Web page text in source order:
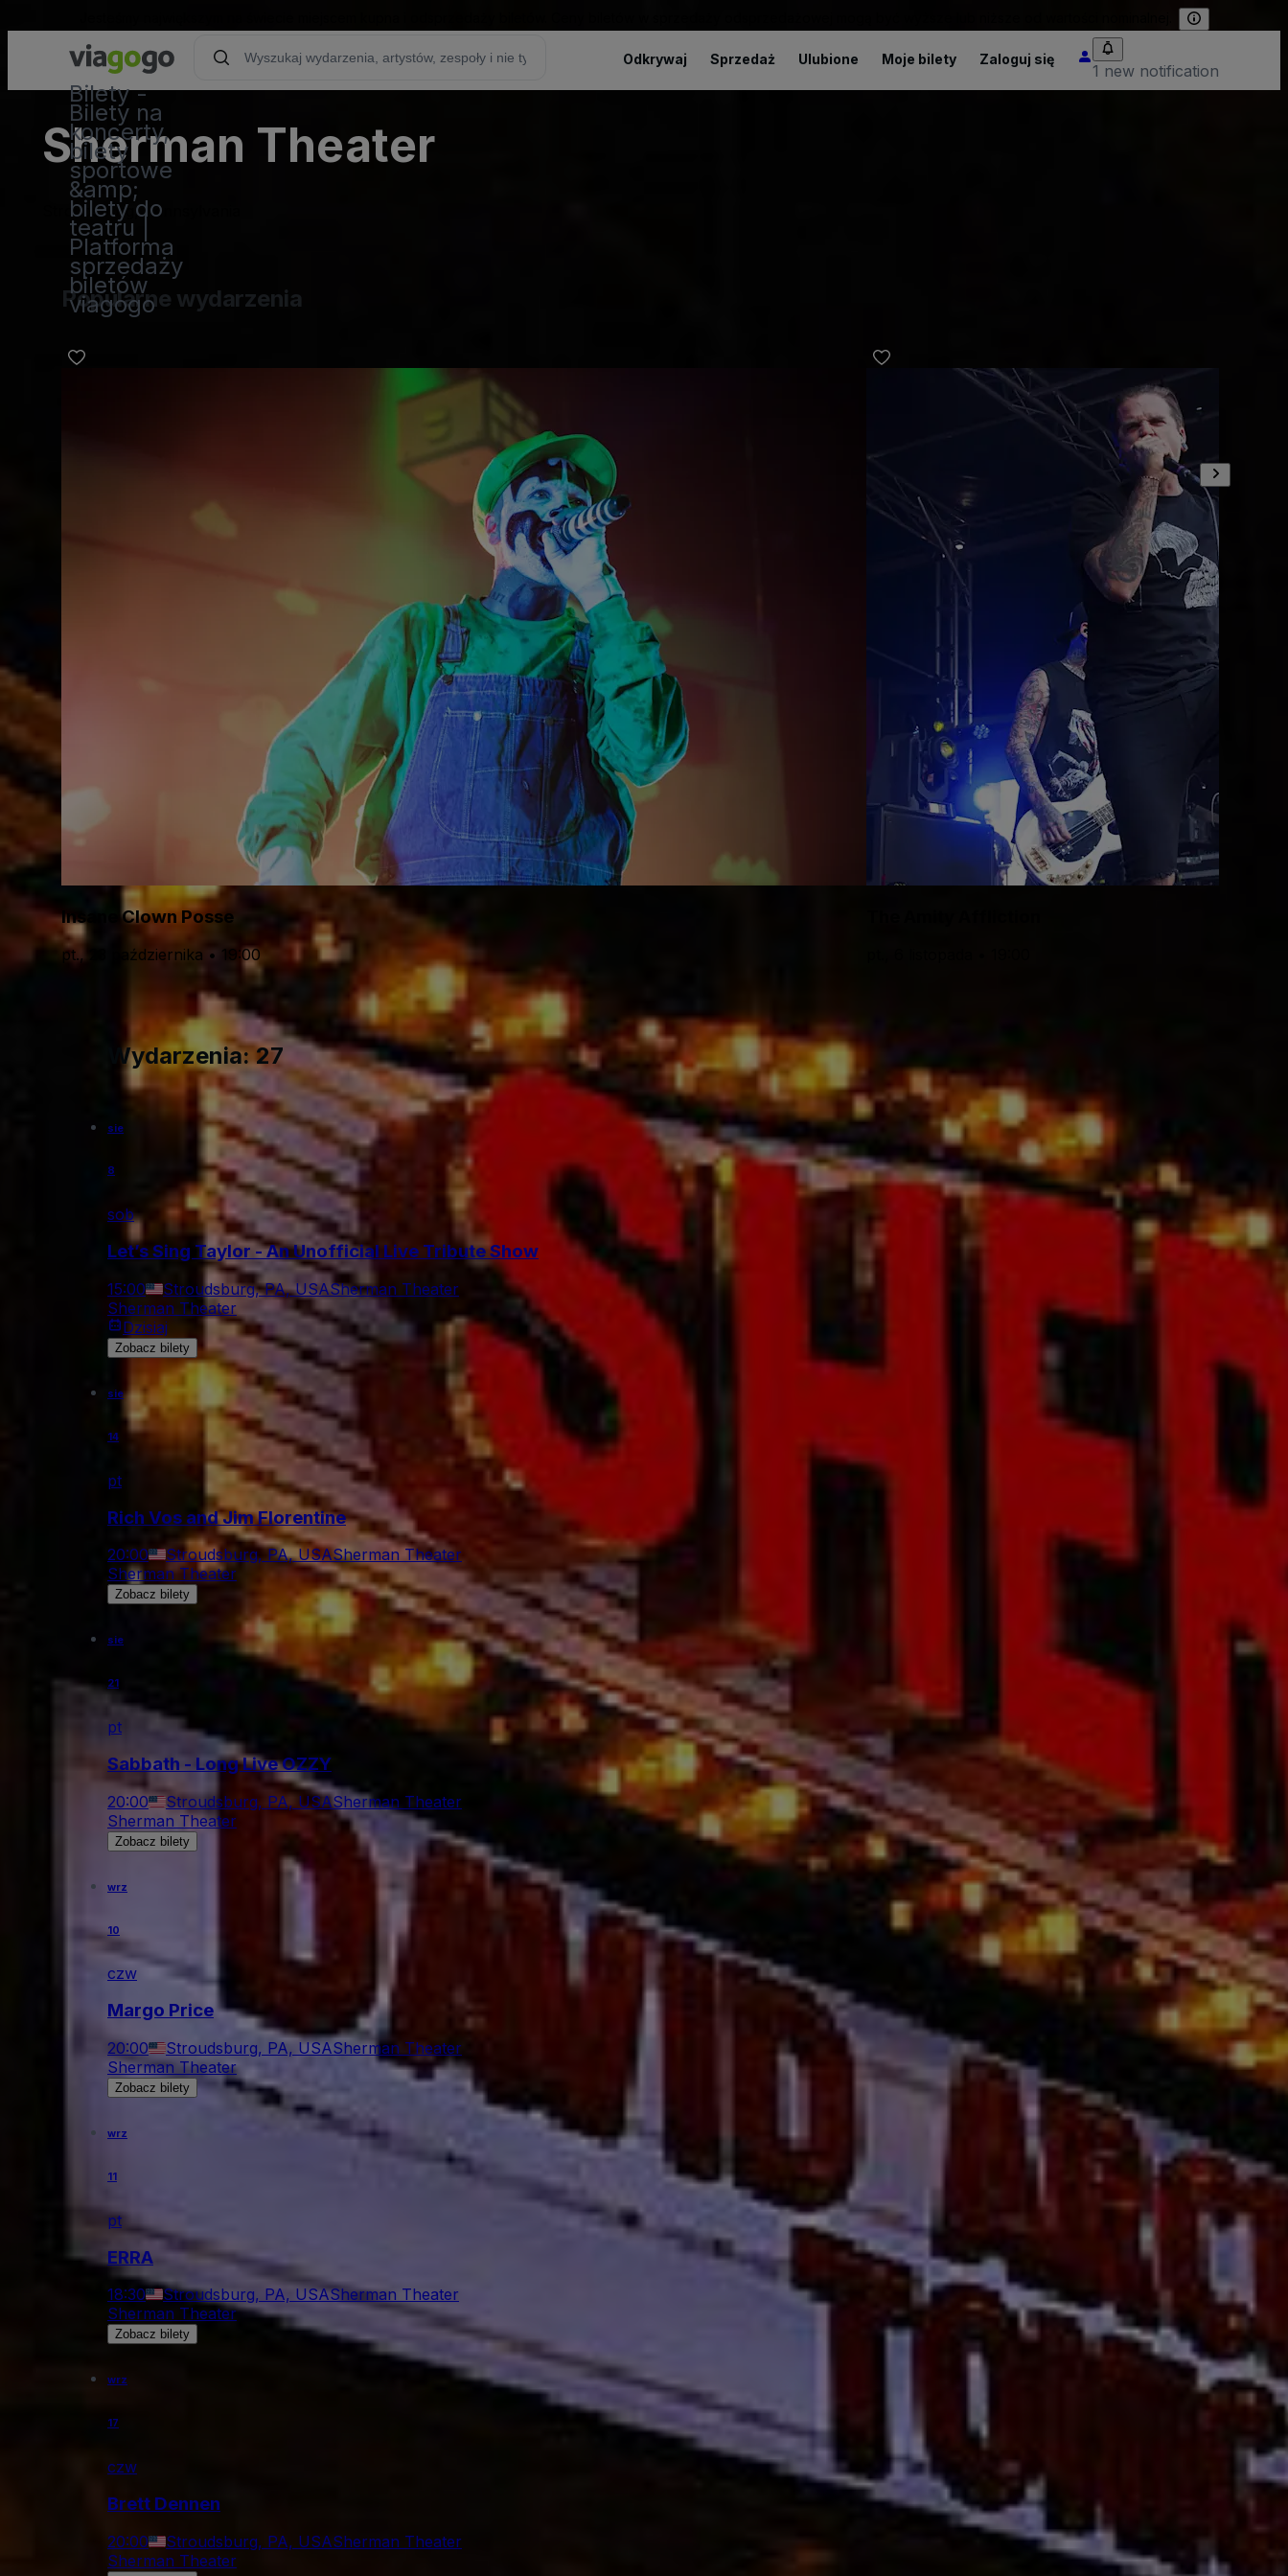
Bilety -
Bilety na
koncerty,
bilety
sportowe
&amp;
bilety do
teatru |
Platforma
sprzedaży
biletów
viagogo
Odkrywaj Sprzedaż Ulubione Moje bilety Zaloguj się
1 new notification
Sherman Theater
Stroudsburg, Pennsylvania
Popularne wydarzenia
Insane Clown Posse
pt., 23 października • 19:00
Wydarzenia: 27
sie
8
sob
Let’s Sing Taylor - An Unofficial Live Tribute Show
15:00 Stroudsburg, PA, USASherman Theater
Sherman Theater
Dzisiaj
Zobacz bilety
sie
14
pt
Rich Vos and Jim Florentine
20:00 Stroudsburg, PA, USASherman Theater
Sherman Theater
Zobacz bilety
sie
21
pt
Sabbath - Long Live OZZY
20:00 Stroudsburg, PA, USASherman Theater
Sherman Theater
Zobacz bilety
wrz
10
czw
Margo Price
20:00 Stroudsburg, PA, USASherman Theater
Sherman Theater
Zobacz bilety
wrz
11
pt
ERRA
18:30 Stroudsburg, PA, USASherman Theater
Sherman Theater
Zobacz bilety
wrz
17
czw
Brett Dennen
20:00 Stroudsburg, PA, USASherman Theater
Sherman Theater